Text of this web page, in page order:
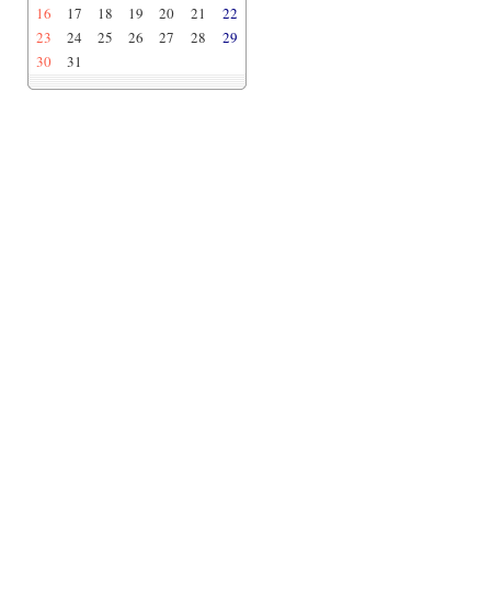
16
17 18 19 20 21
22
23
24 25 26 27 28
29
30
31